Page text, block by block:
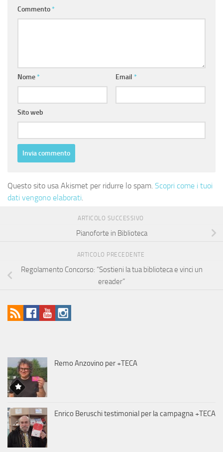
Commento *
Nome * Email *
Sito web
Questo sito usa Akismet per ridurre lo spam. Scopri come i tuoi
dati vengono elaborati
ARTICOLO SUCCESSIVO
Pianoforte in Biblioteca
ARTICOLO PRECEDENTE
Regolamento Concorso: “Sostieni la tua biblioteca e vinci un
ereader”
Remo Anzovino per +TECA
Enrico Beruschi testimonial per la campagna +TECA